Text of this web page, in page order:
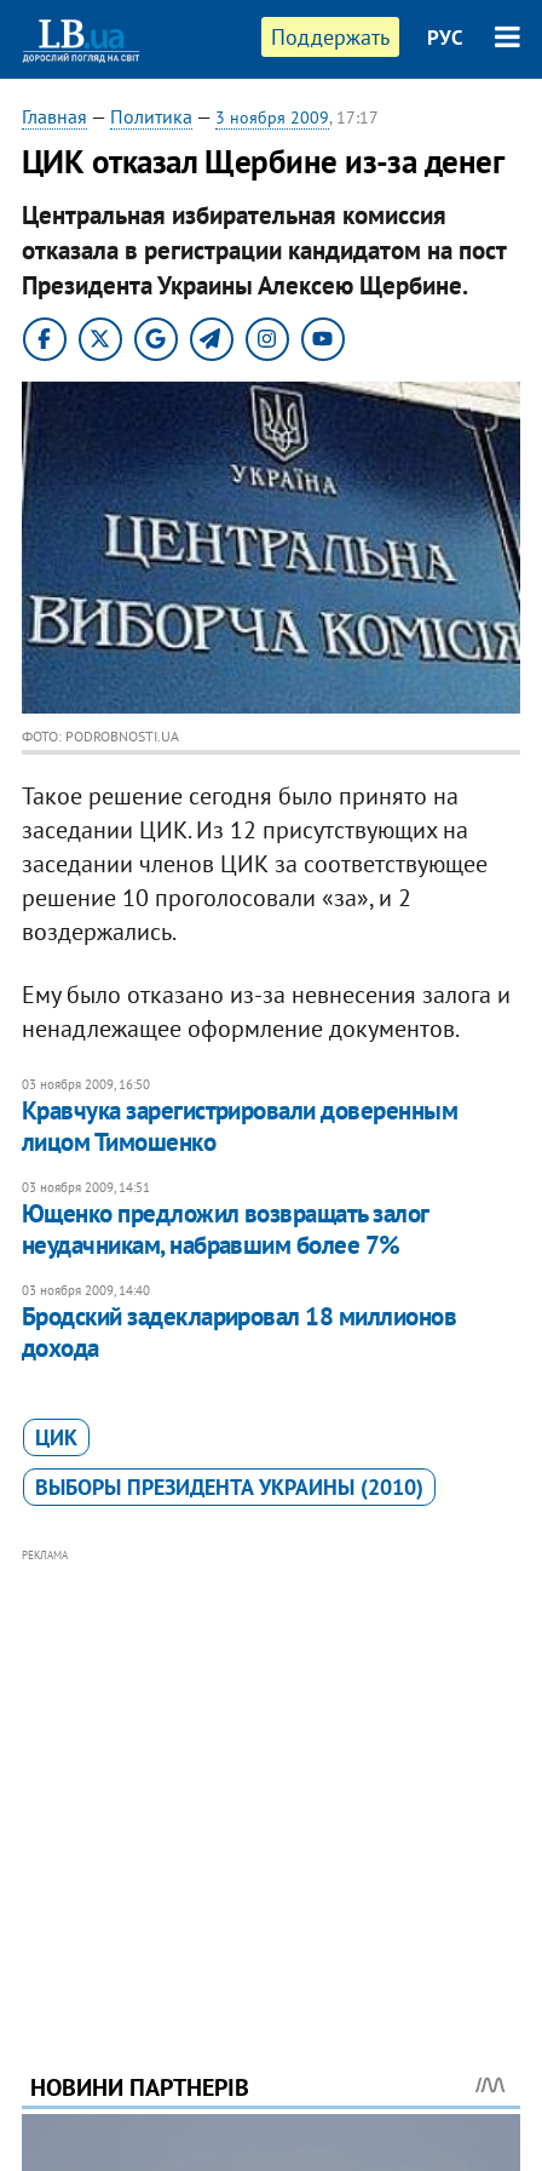
Поддержать РУС
Главная — Политика — 3 ноября 2009, 17:17
ЦИК отказал Щербине из-за денег
Центральная избирательная комиссия
отказала в регистрации кандидатом на пост
Президента Украины Алексею Щербине.
ФОТО: PODROBNOSTI.UA
Такое решение сегодня было принято на
заседании ЦИК. Из 12 присутствующих на
заседании членов ЦИК за соответствующее
решение 10 проголосовали «за», и 2
воздержались.
Ему было отказано из-за невнесения залога и
ненадлежащее оформление документов.
03 ноября 2009, 16:50
Кравчука зарегистрировали доверенным
лицом Тимошенко
03 ноября 2009, 14:51
Ющенко предложил возвращать залог
неудачникам, набравшим более 7%
03 ноября 2009, 14:40
Бродский задекларировал 18 миллионов
дохода
ЦИК
ВЫБОРЫ ПРЕЗИДЕНТА УКРАИНЫ (2010)
РЕКЛАМА